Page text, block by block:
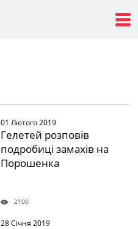
01 Лютого 2019
Гелетей розповів
подробиці замахів на
Порошенка
2100
28 Січня 2019